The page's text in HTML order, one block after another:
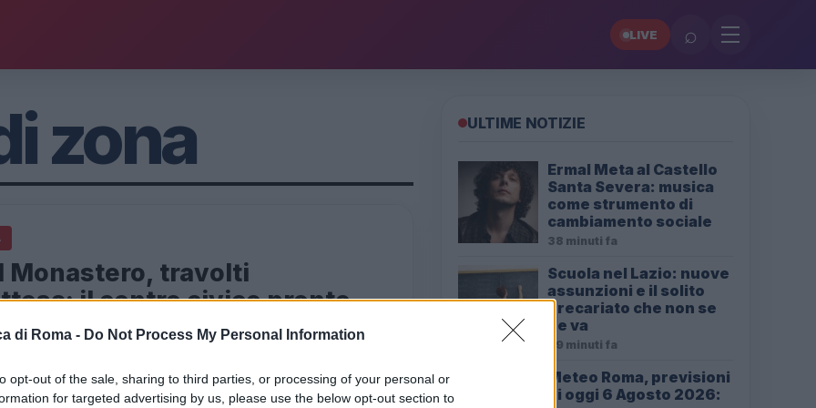
di Roma - Do Not Process My Personal Information
opt-out of the sale, sharing to third parties, or processing of your personal or
for targeted advertising by us, please use the below opt-out section to
LIVE ⌕
zona
Monastero, travolti
il centro civico pronto
2027!
Casal Monastero diventa realtà: finalmente il centro
ULTIME NOTIZIE
Ermal Meta al Castello
Santa Severa: musica
come strumento di
cambiamento sociale
38 minuti fa
Scuola nel Lazio: nuove
assunzioni e il solito
precariato che non se
ne va
39 minuti fa
Meteo Roma, previsioni
di oggi 6 Agosto 2026: